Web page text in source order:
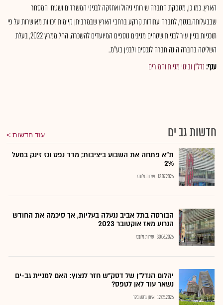
הארץ. כמו כן, מספקת החברה שירותי ניהול ואחזקה לבניני המשרדים ושטחי המסחר
שבבעלותה.בנסף, לחברה עתודות קרקע ברחבי הארץ שבמרביתן קיימות זכויות מאושרות על פי
תוכניות בניין עיר לבניית שטחים מניבים נוספים המיועדים להשכרה. החל ממרץ 2022, בעלת
השליטה בחברה הינה חברה לנכסים ולבנין בע"מ..
ענף:נדל"ן ובינוי מניות והמירים
חדשות גב ים עוד חדשות
ת"א פתחה את השבוע ביציבות; מדד נפט וגז זינק במעל
2%
13.07.2026 שירות גלובס
הבורסה בתל אביב ננעלה בעליות, אך סיכמה את החודש
הגרוע מאז אוקטובר 2023
30.06.2026 שירות גלובס
יהלום הנדל"ן של דסק"ש חזר לנצוץ: האם למניית גב-ים
נשאר עוד לאן לטפס?
12.05.2026 איתן גרסטנפלד